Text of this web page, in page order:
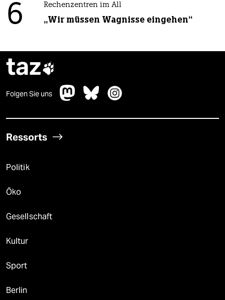
6 Rechenzentren im All
„Wir müssen Wagnisse eingehen“
taz
Folgen Sie uns
Ressorts
Politik
Öko
Gesellschaft
Kultur
Sport
Berlin